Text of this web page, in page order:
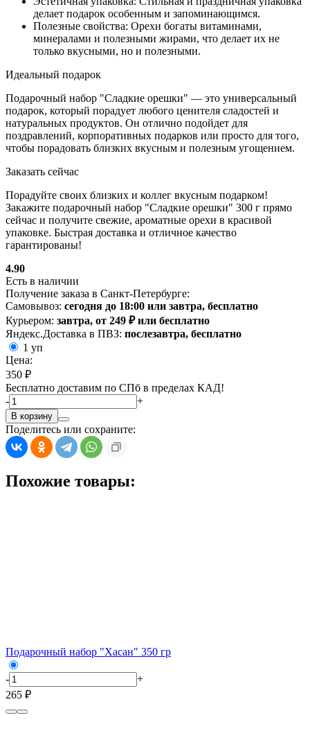
делает подарок особенным и запоминающимся.
Полезные свойства: Орехи богаты витаминами,
минералами и полезными жирами, что делает их не
только вкусными, но и полезными.
Идеальный подарок
Подарочный набор "Сладкие орешки" — это универсальный
подарок, который порадует любого ценителя сладостей и
натуральных продуктов. Он отлично подойдет для
поздравлений, корпоративных подарков или просто для того,
чтобы порадовать близких вкусным и полезным угощением.
Заказать сейчас
Порадуйте своих близких и коллег вкусным подарком!
Закажите подарочный набор "Сладкие орешки" 300 г прямо
сейчас и получите свежие, ароматные орехи в красивой
упаковке. Быстрая доставка и отличное качество
гарантированы!
4.90
Есть в наличии
Получение заказа в Санкт-Петербурге:
Самовывоз: сегодня до 18:00 или завтра, бесплатно
Курьером: завтра, от 249 ₽ или бесплатно
Яндекс.Доставка в ПВЗ: послезавтра, бесплатно
1 уп
Цена:
350 ₽
Бесплатно доставим по СПб в пределах КАД!
-
+
В корзину
Поделитесь или сохраните:
Похожие товары:
Подарочный набор "Хасан" 350 гр
-
+
265 ₽